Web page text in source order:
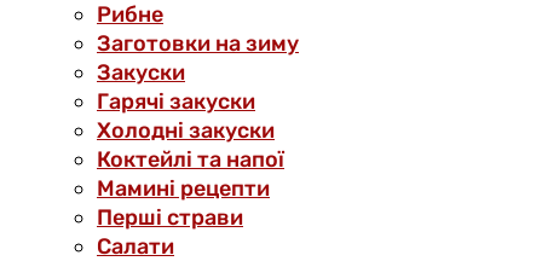
Рибне
Заготовки на зиму
Закуски
Гарячі закуски
Холодні закуски
Коктейлі та напої
Мамині рецепти
Перші страви
Салати